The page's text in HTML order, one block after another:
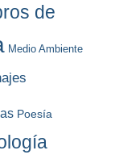
de
Medio Ambiente
Poesía